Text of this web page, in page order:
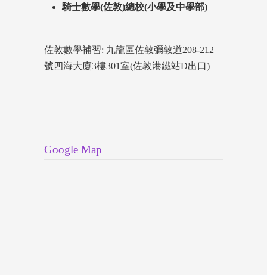
騎士數學(佐敦)總校(小學及中學部)
佐敦數學補習: 九龍區佐敦彌敦道208-212
號四海大廈3樓301室(佐敦港鐵站D出口)
Google Map